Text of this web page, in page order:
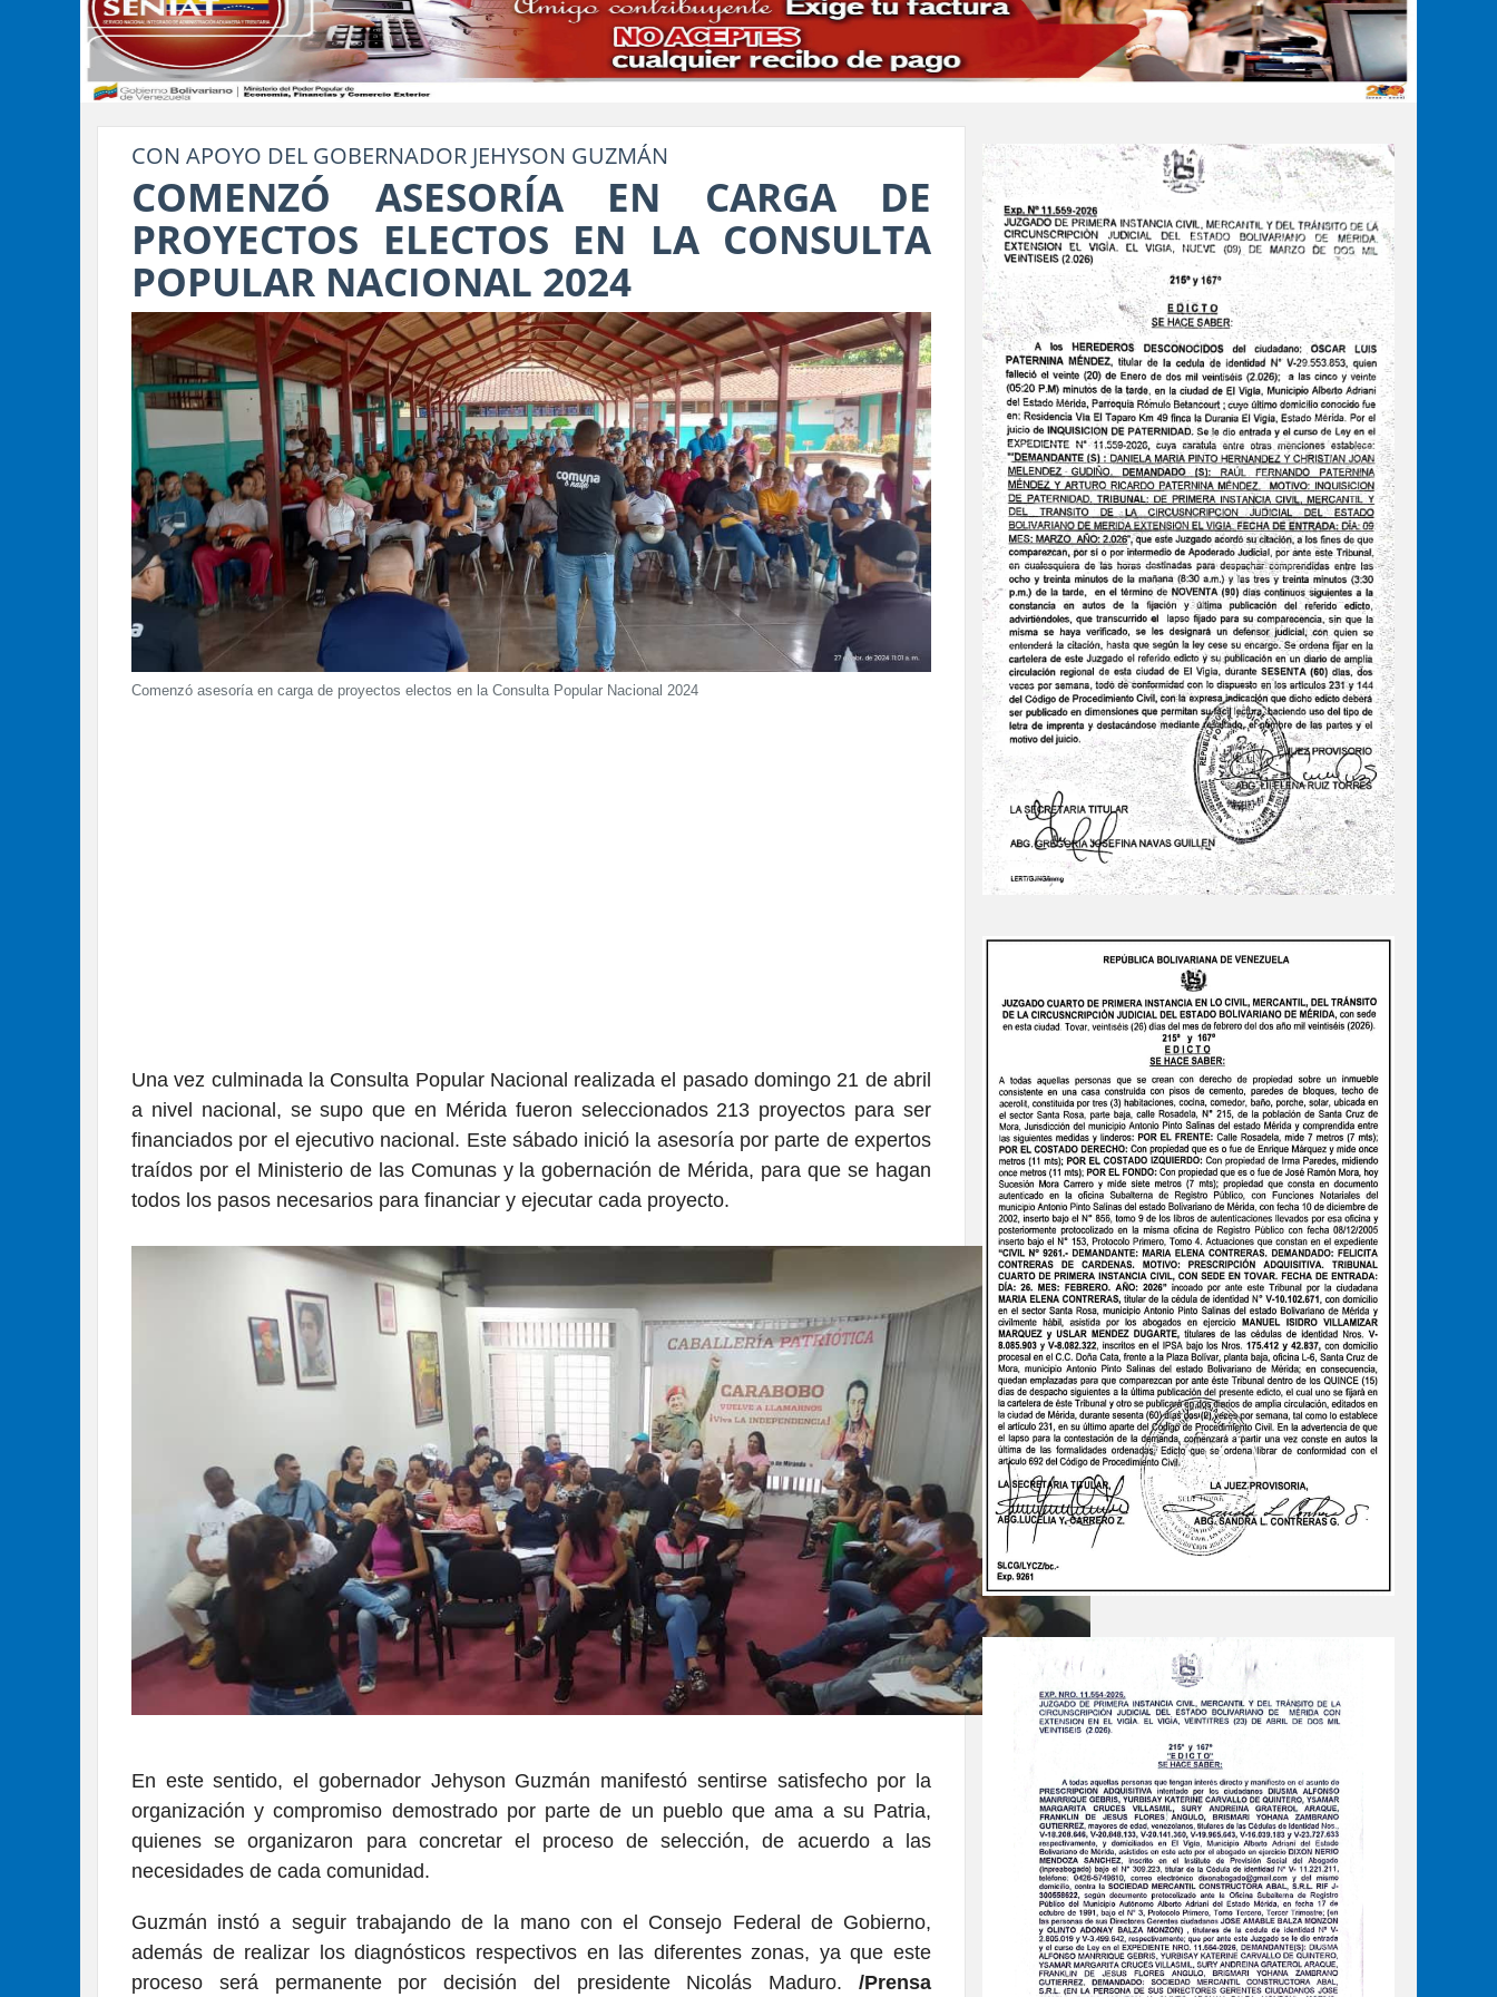
CON APOYO DEL GOBERNADOR JEHYSON GUZMÁN
COMENZÓ ASESORÍA EN CARGA DE
PROYECTOS ELECTOS EN LA CONSULTA
POPULAR NACIONAL 2024
Comenzó asesoría en carga de proyectos electos en la Consulta Popular Nacional 2024
Una vez culminada la Consulta Popular Nacional realizada el pasado domingo 21 de abril
a nivel nacional, se supo que en Mérida fueron seleccionados 213 proyectos para ser
financiados por el ejecutivo nacional. Este sábado inició la asesoría por parte de expertos
traídos por el Ministerio de las Comunas y la gobernación de Mérida, para que se hagan
todos los pasos necesarios para financiar y ejecutar cada proyecto.
En este sentido, el gobernador Jehyson Guzmán manifestó sentirse satisfecho por la
organización y compromiso demostrado por parte de un pueblo que ama a su Patria,
quienes se organizaron para concretar el proceso de selección, de acuerdo a las
necesidades de cada comunidad.
Guzmán instó a seguir trabajando de la mano con el Consejo Federal de Gobierno,
además de realizar los diagnósticos respectivos en las diferentes zonas, ya que este
proceso será permanente por decisión del presidente Nicolás Maduro.
/Prensa